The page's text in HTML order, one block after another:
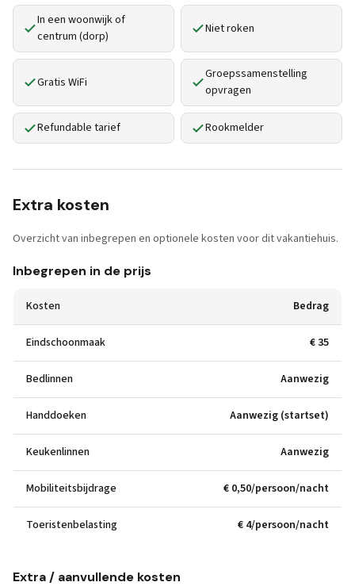
In een woonwijk of
centrum (dorp)
Niet roken
Gratis WiFi
Groepssamenstelling
opvragen
Refundable tarief Rookmelder
Extra kosten
Overzicht van inbegrepen en optionele kosten voor dit vakantiehuis.
Inbegrepen in de prijs
Kosten Bedrag
Eindschoonmaak € 35
Bedlinnen Aanwezig
Handdoeken Aanwezig (startset)
Keukenlinnen Aanwezig
Mobiliteitsbijdrage € 0,50/persoon/nacht
Toeristenbelasting € 4/persoon/nacht
Extra / aanvullende kosten